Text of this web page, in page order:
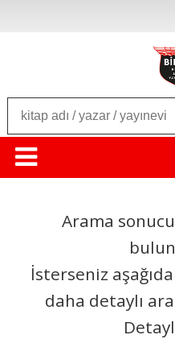
Arama
İsterseniz
daha detaylı